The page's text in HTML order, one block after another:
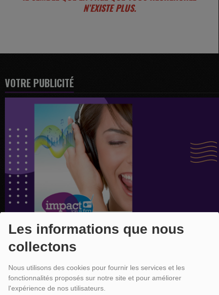
Les informations que nous
collectons
Nous utilisons des cookies pour fournir les services et les
fonctionnalités proposés sur notre site et pour améliorer
l'expérience de nos utilisateurs.
N’EXISTE PLUS.
VOTRE PUBLICITÉ